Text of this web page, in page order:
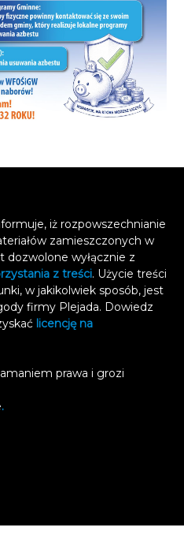
iż rozpowszechnianie
zamieszczonych w
dozwolone wyłącznie z
z treści. Użycie treści
w jakikolwiek sposób, jest
firmy Plejada. Dowiedz
licencję na
prawa i grozi
.